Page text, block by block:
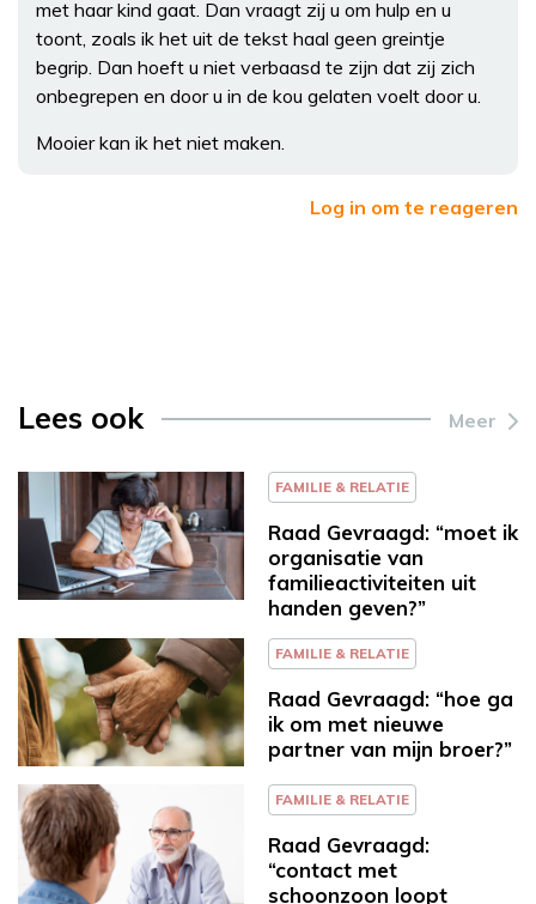
met haar kind gaat. Dan vraagt zij u om hulp en u
toont, zoals ik het uit de tekst haal geen greintje
begrip. Dan hoeft u niet verbaasd te zijn dat zij zich
onbegrepen en door u in de kou gelaten voelt door u.
Mooier kan ik het niet maken.
Log in om te reageren
Lees ook Meer
FAMILIE & RELATIE
Raad Gevraagd: “moet ik
organisatie van
familieactiviteiten uit
handen geven?”
FAMILIE & RELATIE
Raad Gevraagd: “hoe ga
ik om met nieuwe
partner van mijn broer?”
FAMILIE & RELATIE
Raad Gevraagd:
“contact met
schoonzoon loopt